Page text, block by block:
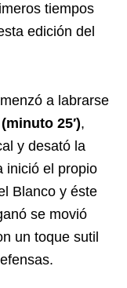
tiempos
edición del
a labrarse
25′),
y desató la
inició el propio
Blanco y éste
se movió
un toque sutil